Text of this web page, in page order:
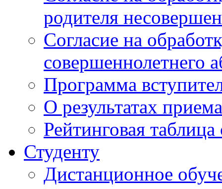
родителя
Согласие на
совершеннолетнего
Программа
О результатах приема
Рейтинговая
Студенту
Дистанционное